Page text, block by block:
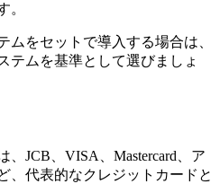
。
ムをセットで導入する場合は、
テムを基準として選びましょ
JCB、VISA、Mastercard、ア
、代表的なクレジットカードと